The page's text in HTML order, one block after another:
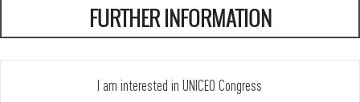
FURTHER INFORMATION
I am interested in UNICEO Congress